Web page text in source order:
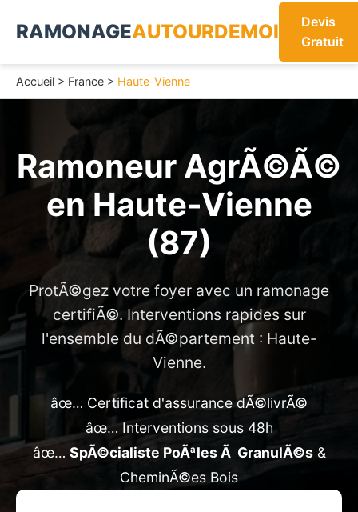
RAMONAGEAUTOURDEMOI
Devis
Gratuit
Accueil > France > Haute-Vienne
Ramoneur AgrÃ©Ã©
enHaute-Vienne
(87)
ProtÃ©gez votre foyer avec un ramonage
certifiÃ©. Interventions rapides sur
l'ensemble du dÃ©partement : Haute-
Vienne.
âœ… Certificat d'assurance dÃ©livrÃ©
âœ… Interventions sous 48h
âœ… SpÃ©cialiste PoÃªles Ã GranulÃ©s&
CheminÃ©es Bois